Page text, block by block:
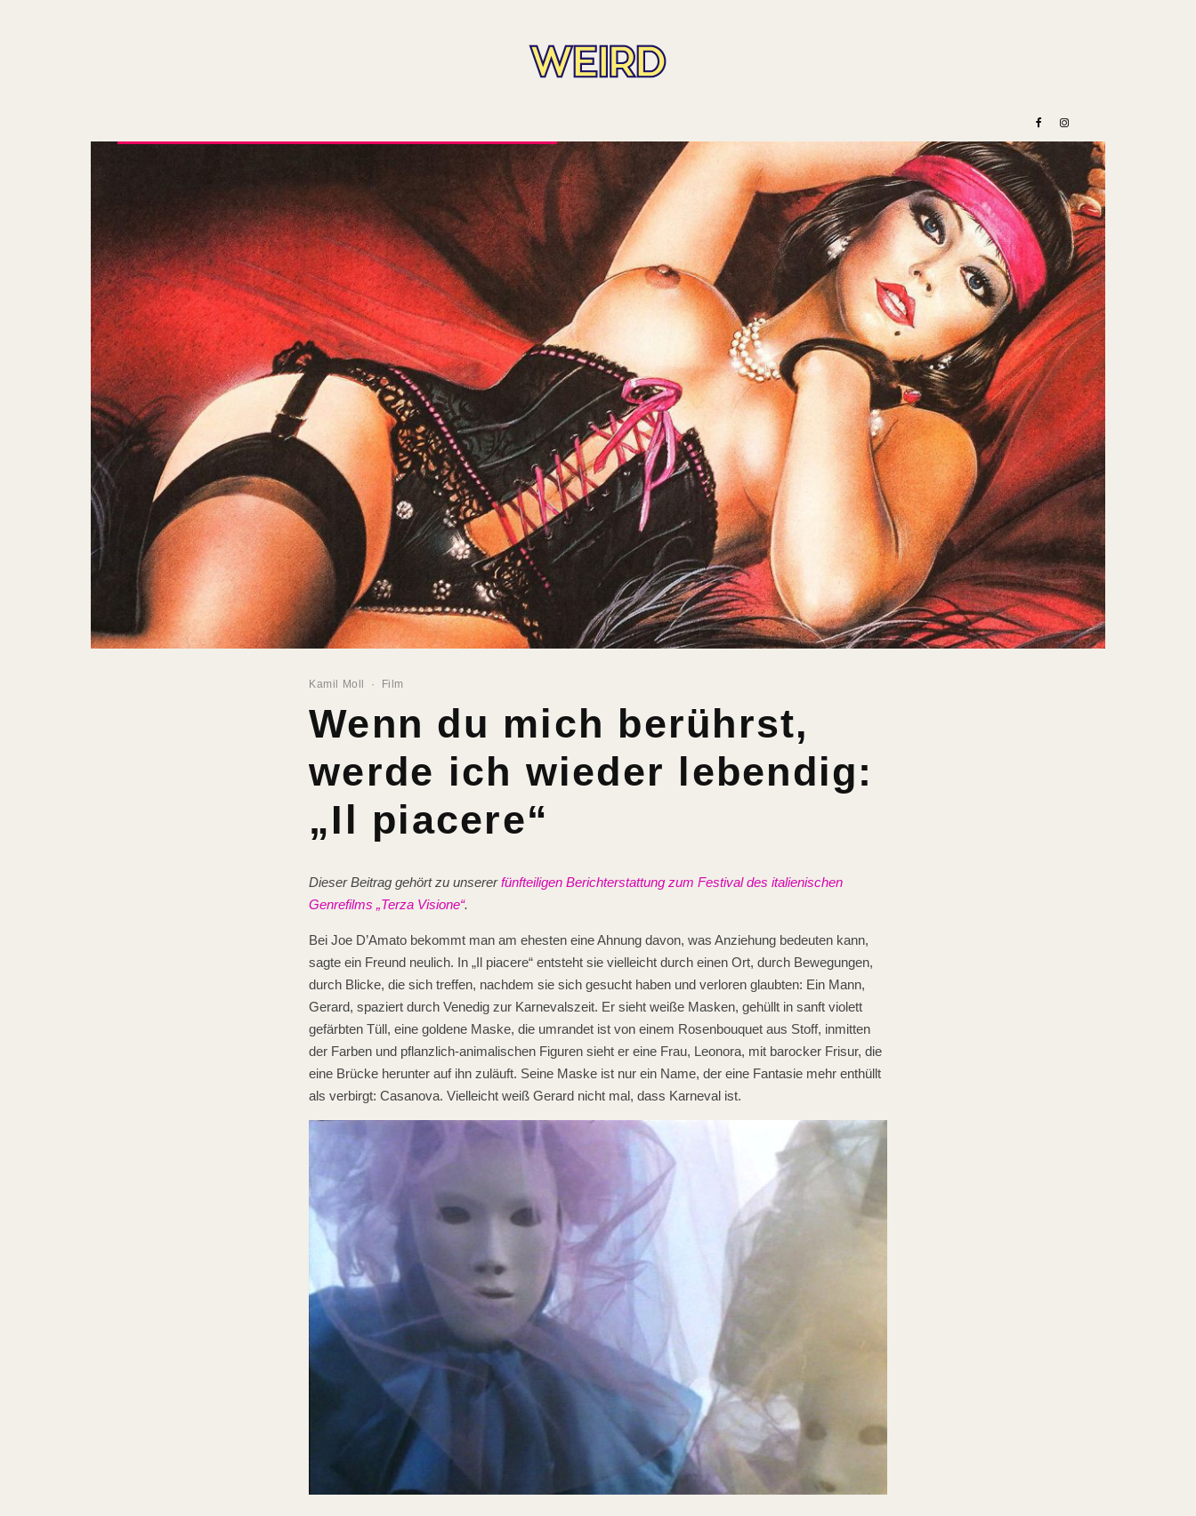
Kamil Moll · Film
Wenn du mich berührst,
werde ich wieder lebendig:
„Il piacere“
Dieser Beitrag gehört zu unsererfünfteiligen Berichterstattung zum Festival des italienischen
Genrefilms „Terza Visione“.
Bei Joe D’Amato bekommt man am ehesten eine Ahnung davon, was Anziehung bedeuten kann,
sagte ein Freund neulich. In „Il piacere“ entsteht sie vielleicht durch einen Ort, durch Bewegungen,
durch Blicke, die sich treffen, nachdem sie sich gesucht haben und verloren glaubten: Ein Mann,
Gerard, spaziert durch Venedig zur Karnevalszeit. Er sieht weiße Masken, gehüllt in sanft violett
gefärbten Tüll, eine goldene Maske, die umrandet ist von einem Rosenbouquet aus Stoff, inmitten
der Farben und pflanzlich-animalischen Figuren sieht er eine Frau, Leonora, mit barocker Frisur, die
eine Brücke herunter auf ihn zuläuft. Seine Maske ist nur ein Name, der eine Fantasie mehr enthüllt
als verbirgt: Casanova. Vielleicht weiß Gerard nicht mal, dass Karneval ist.